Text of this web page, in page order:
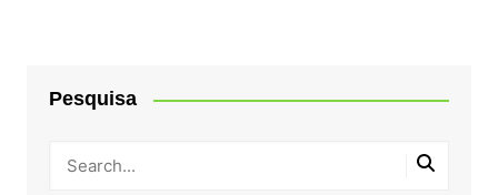
Pesquisa